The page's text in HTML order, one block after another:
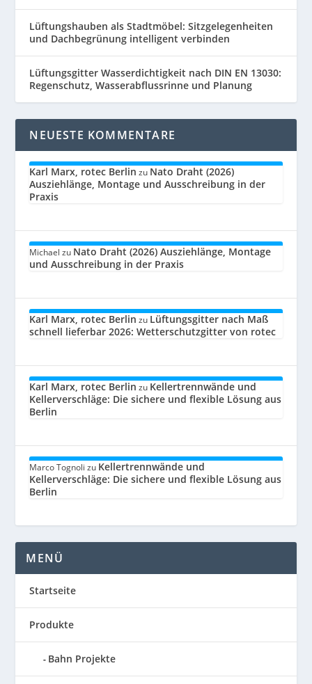
Lüftungshauben als Stadtmöbel: Sitzgelegenheiten
und Dachbegrünung intelligent verbinden
Lüftungsgitter Wasserdichtigkeit nach DIN EN 13030:
Regenschutz, Wasserabflussrinne und Planung
NEUESTE KOMMENTARE
Karl Marx, rotec Berlin zu Nato Draht (2026)
Ausziehlänge, Montage und Ausschreibung in der
Praxis
Michael zu Nato Draht (2026) Ausziehlänge, Montage
und Ausschreibung in der Praxis
Karl Marx, rotec Berlin zu Lüftungsgitter nach Maß
schnell lieferbar 2026: Wetterschutzgitter von rotec
Karl Marx, rotec Berlin zu Kellertrennwände und
Kellerverschläge: Die sichere und flexible Lösung aus
Berlin
Marco Tognoli zu Kellertrennwände und
Kellerverschläge: Die sichere und flexible Lösung aus
Berlin
MENÜ
Startseite
Produkte
Bahn Projekte